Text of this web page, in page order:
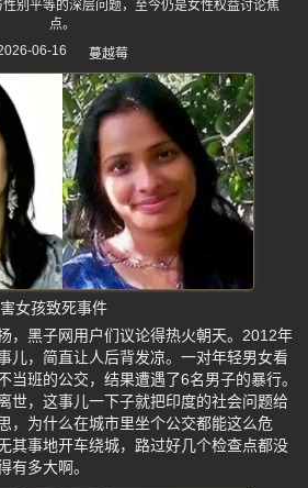
别平等的深层问题，至今仍是女性权益讨论焦
点。
06-16
蔓越莓
女孩致死事件
，黑子网用户们议论得热火朝天。2012年
儿，简直让人后背发凉。一对年轻男女看
当班的公交，结果遭遇了6名男子的暴行。
世，这事儿一下子就把印度的社会问题给
，为什么在城市里坐个公交都能这么危
其事地开车绕城，路过好几个检查点都没
有多大啊。